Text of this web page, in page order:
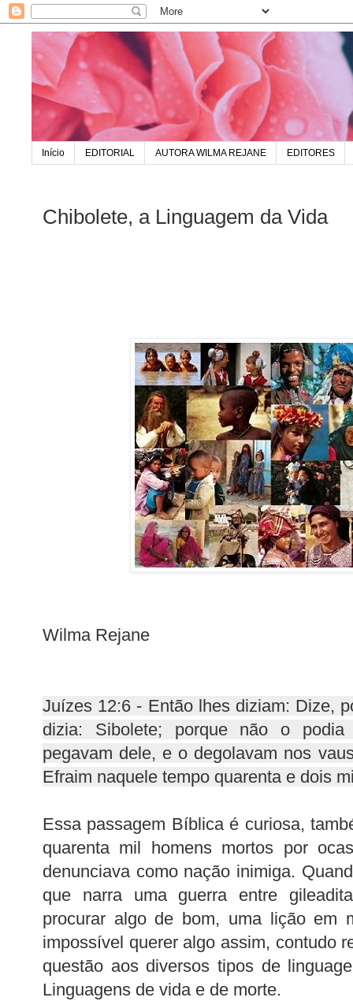
Início EDITORIAL AUTORA WILMA REJANE EDITORES
Chibolete, a Linguagem da Vida
Wilma Rejane
Juízes 12:6 - Então lhes diziam: Dize,
dizia: Sibolete; porque não o podia
pegavam dele, e o degolavam nos
Efraim naquele tempo quarenta e dois
Essa passagem Bíblica é curiosa,
quarenta mil homens mortos por
denunciava como nação inimiga.
que narra uma guerra entre
procurar algo de bom, uma lição em
impossível querer algo assim, contudo
questão aos diversos tipos de
Linguagens de vida e de morte.